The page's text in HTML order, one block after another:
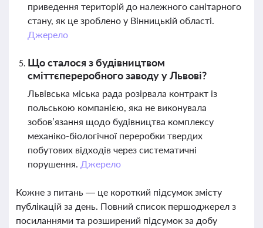
приведення територій до належного санітарного
стану, як це зроблено у Вінницькій області.
Джерело
Що сталося з будівництвом
сміттєпереробного заводу у Львові?
Львівська міська рада розірвала контракт із
польською компанією, яка не виконувала
зобов’язання щодо будівництва комплексу
механіко-біологічної переробки твердих
побутових відходів через систематичні
порушення. Джерело
Кожне з питань — це короткий підсумок змісту
публікацій за день. Повний список першоджерел з
посиланнями та розширений підсумок за добу